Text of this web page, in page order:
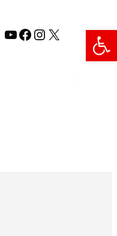
YouTube
Facebook
Instagram
X